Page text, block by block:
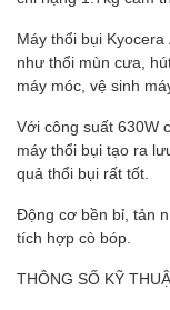
Máy thổi bụi
như thổi mùn cưa,
máy móc, vệ sinh
Với công suất 630W
máy thổi bụi tạo ra
quả thổi bụi rất tốt.
Động cơ bền bỉ, tản
tích hợp cò bóp.
THÔNG SỐ KỸ